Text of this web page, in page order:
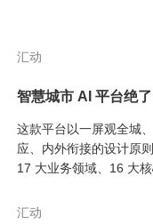
汇动
智慧城市 AI 平台绝
这款平台以一屏观全城
应、内外衔接的设计原
17 大业务领域、16 大
汇动